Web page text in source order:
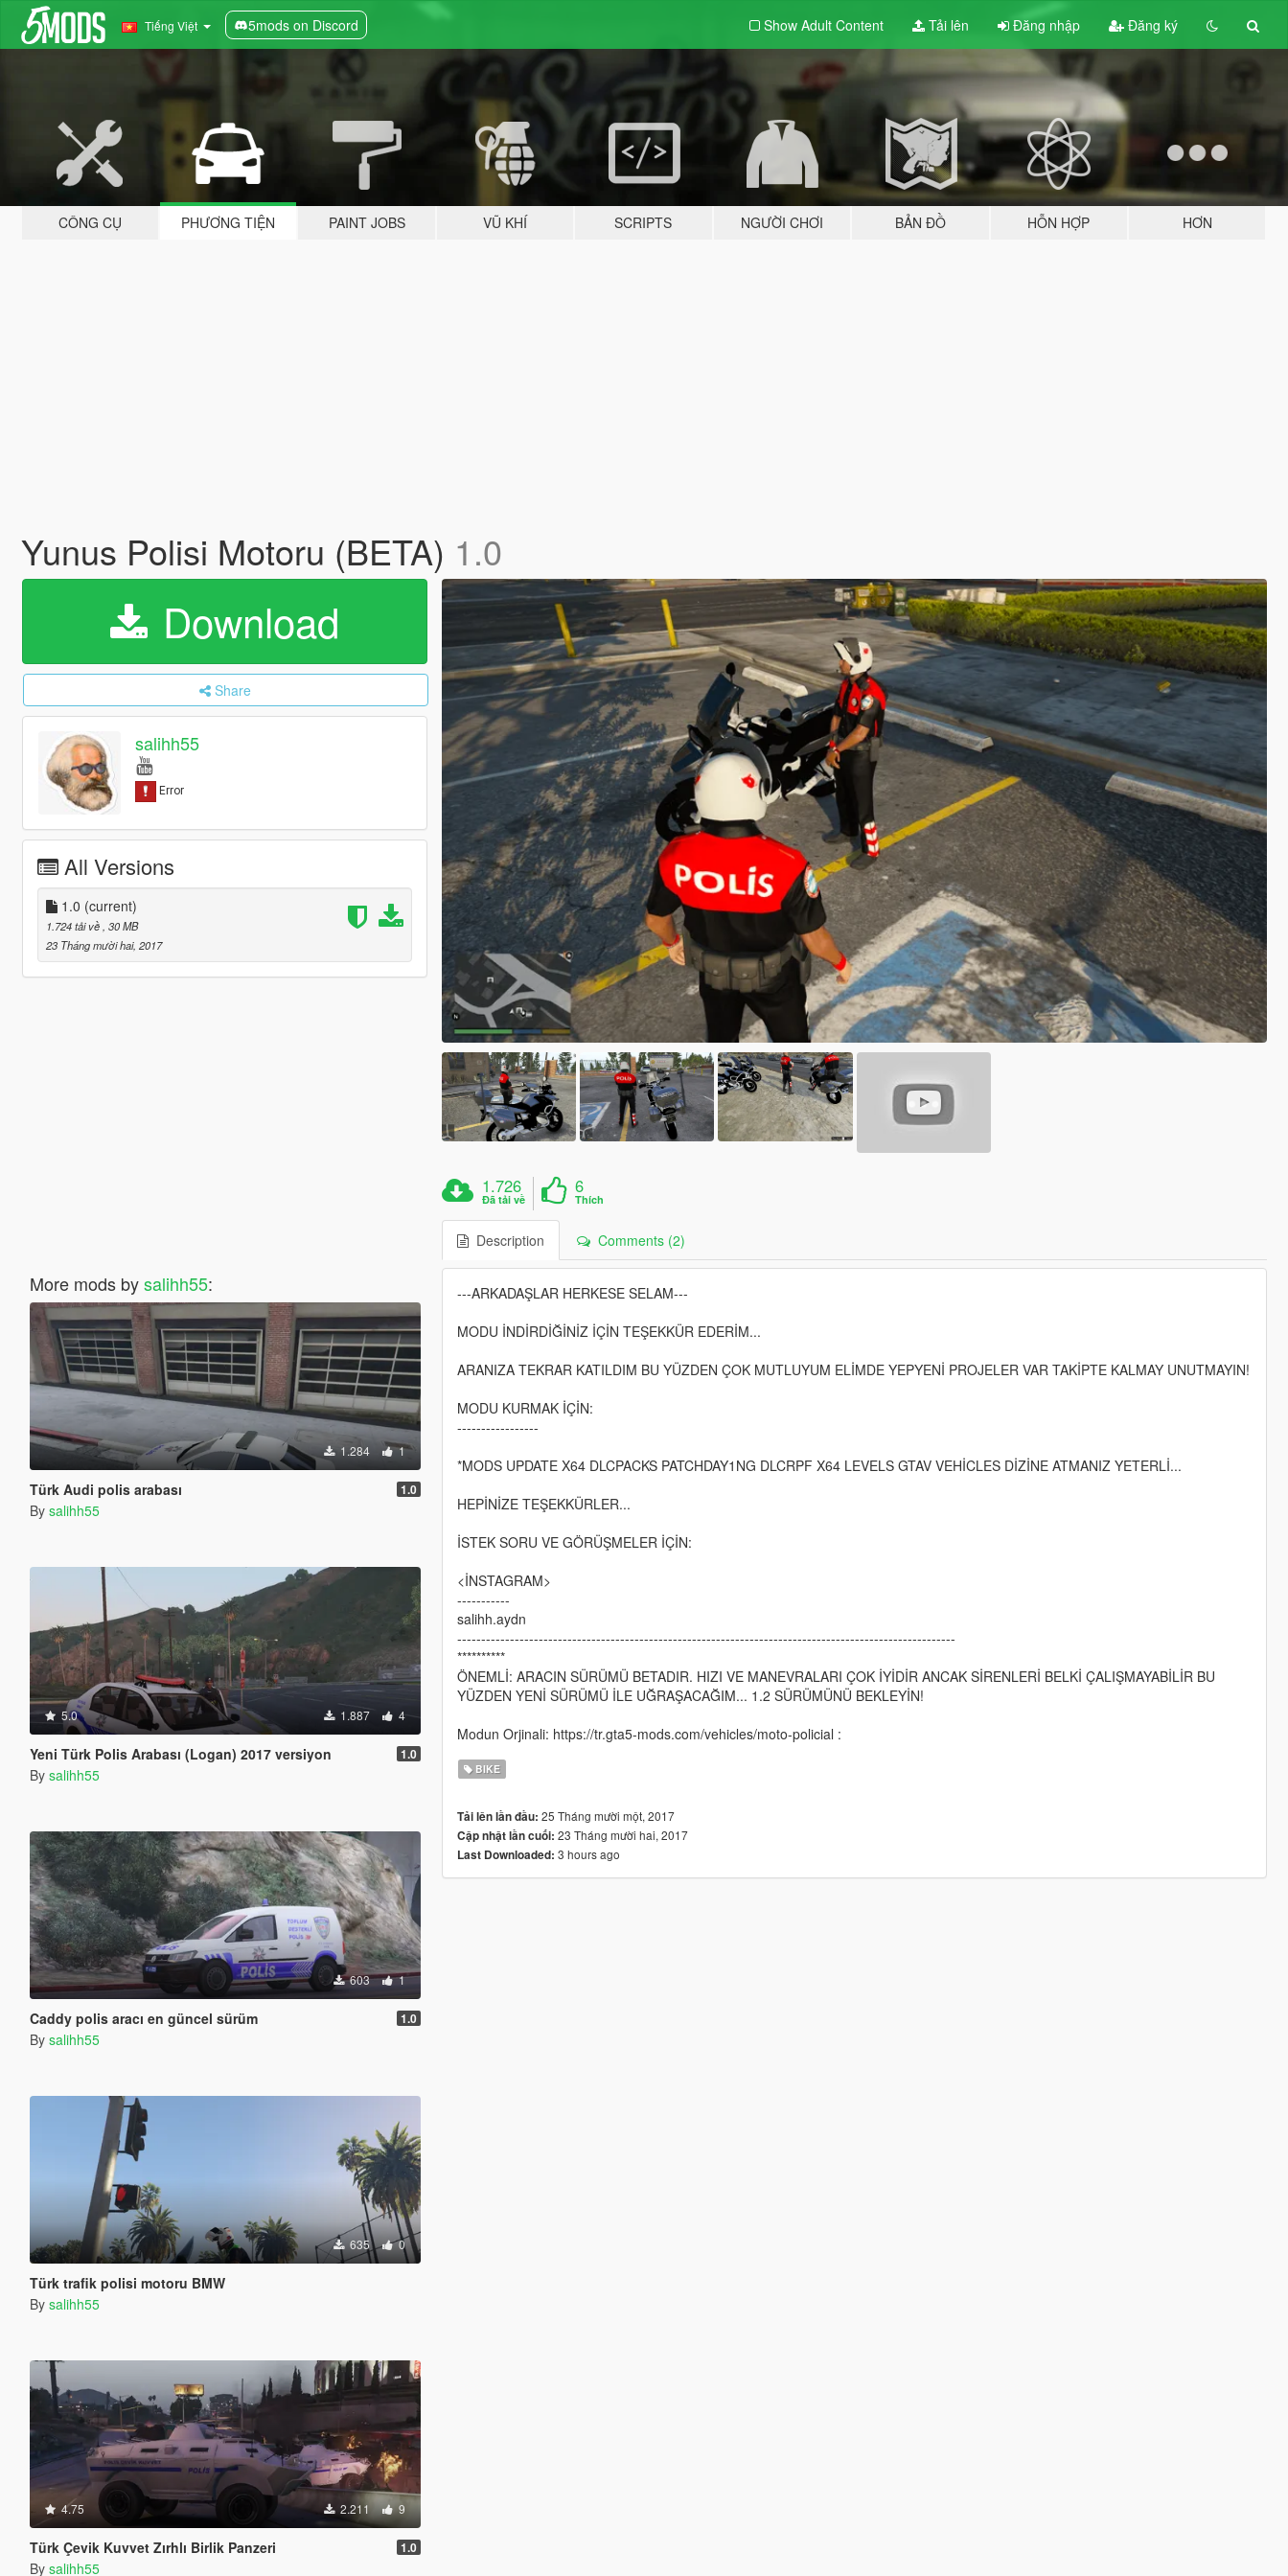
Tiếng Việt 5mods on Discord Show Adult Content Tải lên Đăng nhập Đăng ký
CÔNG CỤ PHƯƠNG TIỆN PAINT JOBS VŨ KHÍ SCRIPTS NGƯỜI CHƠI BẢN ĐỒ HỖN HỢP HƠN
Yunus Polisi Motoru (BETA) 1.0
Download
Share
salihh55
All Versions
1.0 (current)
1.724 tải về , 30 MB
23 Tháng mười hai, 2017
More mods bysalihh55:
1.284 1
Türk Audi polis arabası 1.0
By salihh55
5.0 1.887 4
Yeni Türk Polis Arabası (Logan) 2017 versiyon 1.0
By salihh55
603 1
Caddy polis aracı en güncel sürüm 1.0
By salihh55
635 0
Türk trafik polisi motoru BMW
By salihh55
4.75 2.211 9
Türk Çevik Kuvvet Zırhlı Birlik Panzeri 1.0
By salihh55
1.726
Đã tải về
6
Thích
Description Comments (2)
---ARKADAŞLAR HERKESE SELAM---
MODU İNDİRDİĞİNİZ İÇİN TEŞEKKÜR EDERİM...
ARANIZA TEKRAR KATILDIM BU YÜZDEN ÇOK MUTLUYUM ELİMDE YEPYENİ PROJELER VAR TAKİPTE KALMAY UNUTMAYIN!
MODU KURMAK İÇİN:
-----------------
*MODS UPDATE X64 DLCPACKS PATCHDAY1NG DLCRPF X64 LEVELS GTAV VEHİCLES DİZİNE ATMANIZ YETERLİ...
HEPİNİZE TEŞEKKÜRLER...
İSTEK SORU VE GÖRÜŞMELER İÇİN:
<İNSTAGRAM>
-----------
salihh.aydn
--------------------------------------------------------------------------------------------------------
**********
ÖNEMLİ: ARACIN SÜRÜMÜ BETADIR. HIZI VE MANEVRALARI ÇOK İYİDİR ANCAK SİRENLERİ BELKİ ÇALIŞMAYABİLİR BU
YÜZDEN YENİ SÜRÜMÜ İLE UĞRAŞACAĞIM... 1.2 SÜRÜMÜNÜ BEKLEYİN!
Modun Orjinali: https://tr.gta5-mods.com/vehicles/moto-policial :
BIKE
Tải lên lần đầu: 25 Tháng mười một, 2017
Cập nhật lần cuối: 23 Tháng mười hai, 2017
Last Downloaded: 3 hours ago